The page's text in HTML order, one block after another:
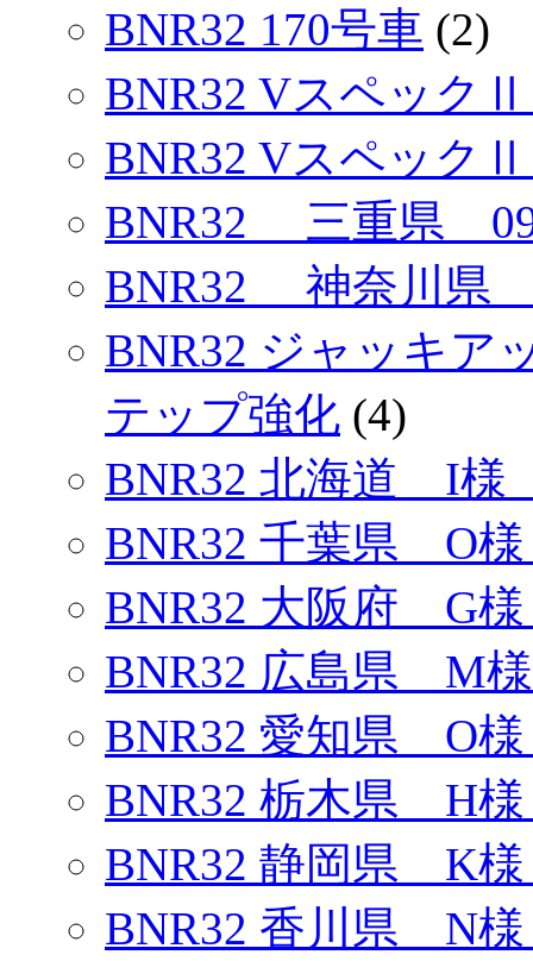
BNR32 170号車 (2)
BNR32 Vスペック
BNR32 Vスペック
BNR32 三重県
BNR32 神奈川県
BNR32 ジャッキ
テップ強化 (4)
BNR32 北海道 I様
BNR32 千葉県 O
BNR32 大阪府 G
BNR32 広島県 M
BNR32 愛知県 O
BNR32 栃木県 H
BNR32 静岡県 K
BNR32 香川県 N